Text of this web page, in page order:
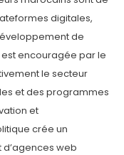
digitales,
de
encouragée par le
le secteur
et des programmes
et
crée un
web